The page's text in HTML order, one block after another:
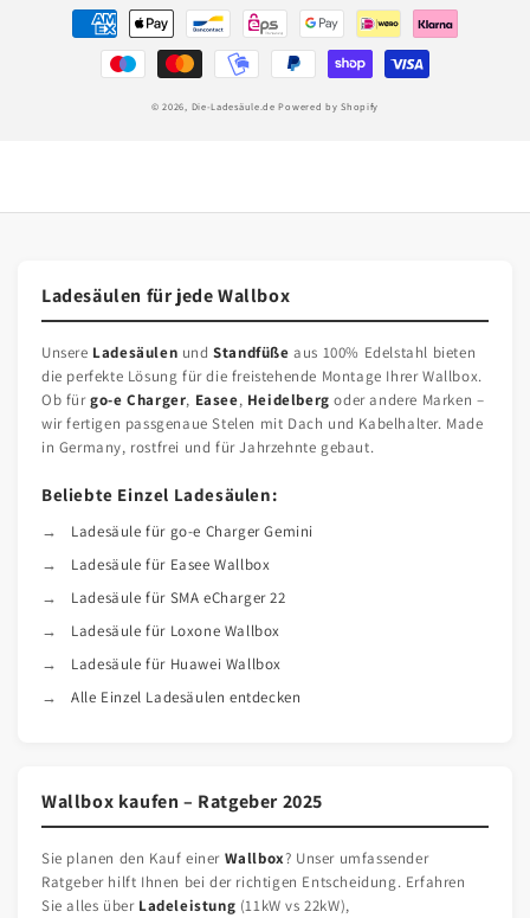
Zahlungsmethoden
© 2026, Die-Ladesäule.de Powered by Shopify
Ladesäulen für jede Wallbox
Unsere Ladesäulen undStandfüße aus 100% Edelstahl bieten
die perfekte Lösung für die freistehende Montage Ihrer Wallbox.
Ob fürgo-e Charger, Easee, Heidelberg oder andere Marken –
wir fertigen passgenaue Stelen mit Dach und Kabelhalter. Made
in Germany, rostfrei und für Jahrzehnte gebaut.
Beliebte Einzel Ladesäulen:
Ladesäule für go-e Charger Gemini
Ladesäule für Easee Wallbox
Ladesäule für SMA eCharger 22
Ladesäule für Loxone Wallbox
Ladesäule für Huawei Wallbox
Alle Einzel Ladesäulen entdecken
Wallbox kaufen – Ratgeber 2025
Sie planen den Kauf einer Wallbox? Unser umfassender
Ratgeber hilft Ihnen bei der richtigen Entscheidung. Erfahren
Sie alles über Ladeleistung (11kW vs 22kW),